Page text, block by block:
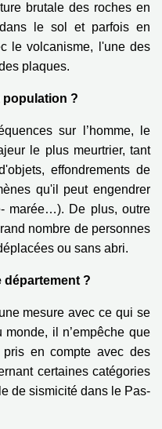
brutale des roches en
le sol et parfois en
le volcanisme, l'une des
plaques.
population ?
sur l’homme, le
le plus meurtrier, tant
effondrements de
qu'il peut engendrer
marée…). De plus, outre
nombre de personnes
ou sans abri.
département ?
mesure avec ce qui se
monde, il n’empêche que
pris en compte avec des
certaines catégories
de sismicité dans le Pas-